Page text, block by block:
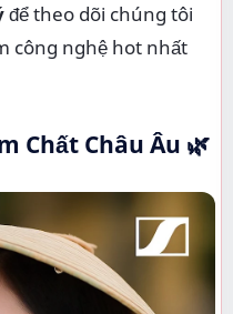
để theo dõi chúng tôi
công nghệ hot nhất
Chất Châu Âu 🌿